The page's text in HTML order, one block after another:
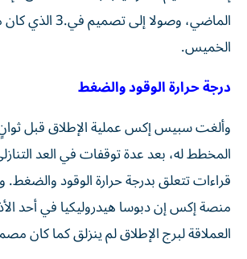
الماضي، وصولا إلى
الخميس.
درجة ​حرارة الوقود والضغط
وألغت سبيس إكس عملية الإطلاق قبل
المخطط له، بعد عدة توقفات في العد
قراءات تتعلق بدرجة ​حرارة الوقود
منصة إكس إن ‌دبوسا هيدروليكيا في أحد
العملاقة لبرج الإطلاق لم ينزلق كما كان